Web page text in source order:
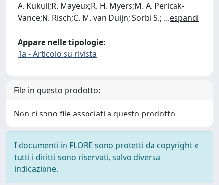
A. Kukull;R. Mayeux;R. H. Myers;M. A. Pericak-
Vance;N. Risch;C. M. van Duijn; Sorbi S.; ...espandi
Appare nelle tipologie:
1a - Articolo su rivista
File in questo prodotto:
Non ci sono file associati a questo prodotto.
I documenti in FLORE sono protetti da copyright e
tutti i diritti sono riservati, salvo diversa
indicazione.